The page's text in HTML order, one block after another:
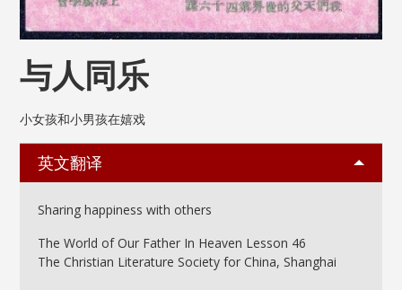
与人同乐
小女孩和小男孩在嬉戏
英文翻译
Sharing happiness with others
The World of Our Father In Heaven Lesson 46
The Christian Literature Society for China, Shanghai